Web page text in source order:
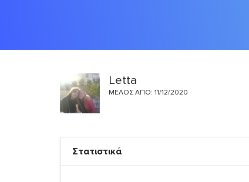
Letta
ΜΈΛΟΣ ΑΠΌ: 11/12/2020
Στατιστικά